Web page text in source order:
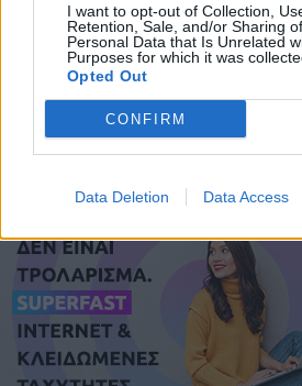
I want to opt-out of Collection,
Retention, Sale, and/or Sharing
Personal Data that Is Unrelated
Purposes for which it was
Opted Out
CONFIRM
Data Deletion Data Access
καινοτόμων υπηρεσιών για την
δρομολογείται η δημιουργία
για την Άνοια στην Τεγέα, που
εξειδικευμένες υπηρεσίες
πάσχοντες και τις οικογένειές